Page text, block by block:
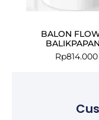
BALON
Rp814.000